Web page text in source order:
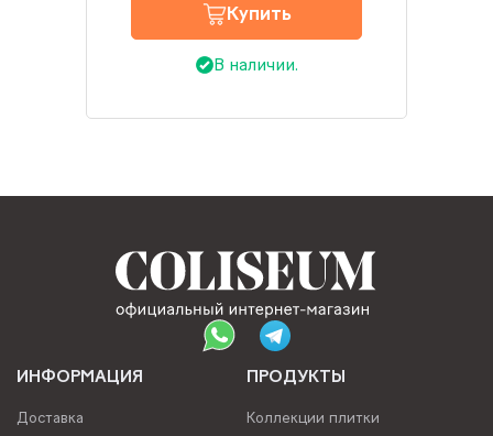
Купить
В наличии.
ИНФОРМАЦИЯ
Доставка
ПРОДУКТЫ
Коллекции плитки